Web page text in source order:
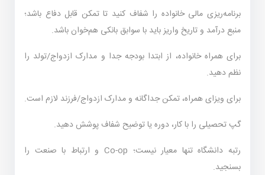
برنامه‌ریزی مالی خانواده را شفاف کنید تا تمکن قابل دفاع باشد؛
منبع درآمد و تاریخ واریز باید با سوابق بانکی هم‌خوان باشد.
برای همراه خانواده، از ابتدا بودجه جدا و مدارک ازدواج/تولد را
نظم دهید.
برای ویزای همراه، تمکن جداگانه و مدارک ازدواج/فرزند لازم است.
گپ تحصیلی را با کار، دوره یا توضیح شفاف پوشش دهید.
رتبه دانشگاه تنها معیار نیست؛ Co-op و ارتباط با صنعت را
بسنجید.